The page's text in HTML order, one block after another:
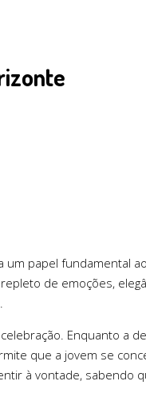
papel fundamental
de emoções,
Enquanto a
que a jovem se
à vontade, sabendo